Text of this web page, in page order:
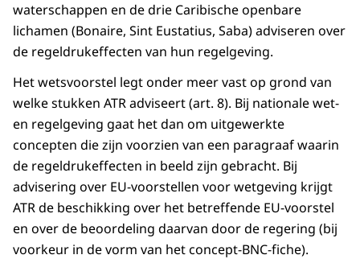
waterschappen en de drie Caribische openbare
lichamen (Bonaire, Sint Eustatius, Saba) adviseren over
de regeldrukeffecten van hun regelgeving.
Het wetsvoorstel legt onder meer vast op grond van
welke stukken ATR adviseert (art. 8). Bij nationale wet-
en regelgeving gaat het dan om uitgewerkte
concepten die zijn voorzien van een paragraaf waarin
de regeldrukeffecten in beeld zijn gebracht. Bij
advisering over EU-voorstellen voor wetgeving krijgt
ATR de beschikking over het betreffende EU-voorstel
en over de beoordeling daarvan door de regering (bij
voorkeur in de vorm van het concept-BNC-fiche).